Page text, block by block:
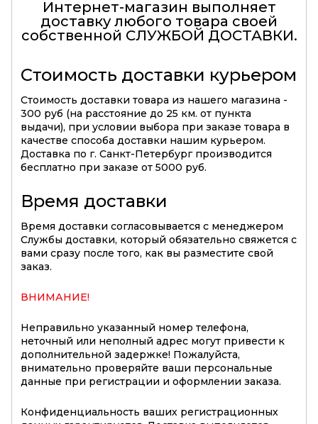
Интернет-магазин выполняет
доставку любого товара своей
собственной СЛУЖБОЙ ДОСТАВКИ.
Стоимость доставки курьером
Стоимость доставки товара из нашего магазина -
300 руб (на расстояние до 25 км. от пункта
выдачи), при условии выбора при заказе товара в
качестве способа доставки нашим курьером.
Доставка по г. Санкт-Петербург производится
бесплатно при заказе от 5000 руб.
Время доставки
Время доставки согласовывается с менеджером
Службы доставки, который обязательно свяжется с
вами сразу после того, как вы разместите свой
заказ.
ВНИМАНИЕ!
Неправильно указанный номер телефона,
неточный или неполный адрес могут привести к
дополнительной задержке! Пожалуйста,
внимательно проверяйте ваши персональные
данные при регистрации и оформлении заказа.
Конфиденциальность ваших регистрационных